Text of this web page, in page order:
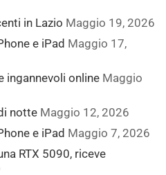
in Lazio Maggio 19, 2026
e iPad Maggio 17,
ingannevoli online Maggio
notte Maggio 12, 2026
e iPad Maggio 7, 2026
RTX 5090, riceve